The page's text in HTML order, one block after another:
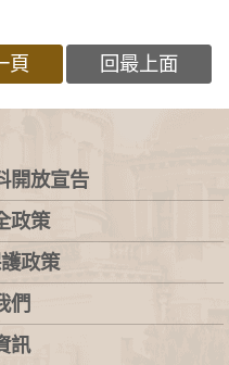
頁 回最上面
開放宣告
政策
政策
們
訊